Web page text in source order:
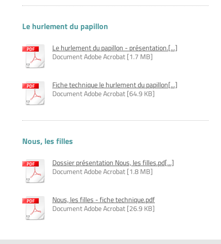
Le hurlement du papillon
Le hurlement du papillon - présentation.[...]
Document Adobe Acrobat [1.7 MB]
Fiche technique le hurlement du papillon[...]
Document Adobe Acrobat [64.9 KB]
Nous, les filles
Dossier présentation Nous, les filles.pd[...]
Document Adobe Acrobat [1.8 MB]
Nous, les filles - fiche technique.pdf
Document Adobe Acrobat [26.9 KB]